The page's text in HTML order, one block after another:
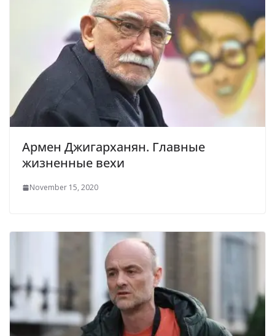
Армен Джигарханян. Главные
жизненные вехи
November 15, 2020